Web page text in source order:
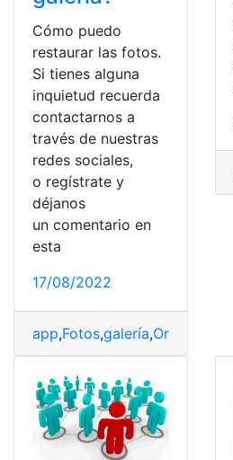
Cómo puedo
restaurar las fotos.
Si tienes alguna
inquietud recuerda
contactarnos a
través de nuestras
redes sociales,
o regístrate y
déjanos
un comentario en
esta
17/08/2022
app,Fotos,galería,Organizar